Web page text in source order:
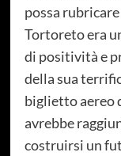
possa
Tortoreto era
di positività e
della sua
biglietto aereo
avrebbe
costruirsi un